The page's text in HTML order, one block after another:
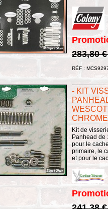
283,80
RÉF :
- KIT
CHROME
Kit de
Panhead de
pour le
primaire, le
et pour le